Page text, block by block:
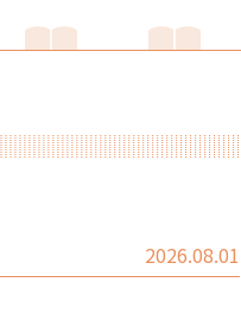
2026.08.01